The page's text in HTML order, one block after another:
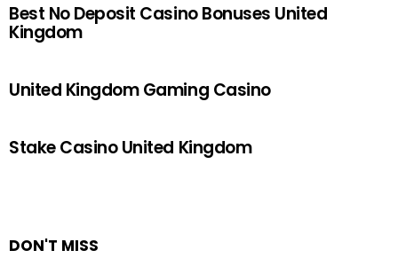
Best No Deposit Casino Bonuses United
Kingdom
United Kingdom Gaming Casino
Stake Casino United Kingdom
DON'T MISS